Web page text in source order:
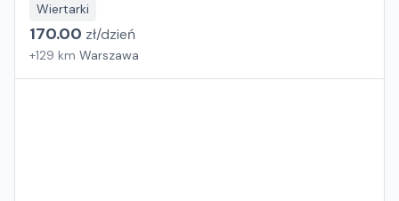
Wiertarki
170.00 zł/dzień
+129 km Warszawa